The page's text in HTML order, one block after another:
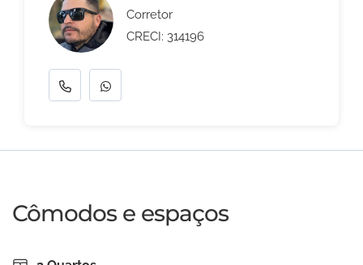
Corretor
CRECI: 314196
Cômodos e espaços